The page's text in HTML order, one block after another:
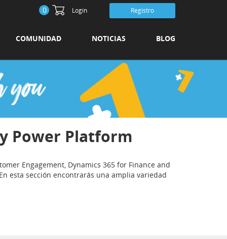
0 Login Registro
COMUNIDAD NOTICIAS BLOG
Power Platform
Engagement, Dynamics 365 for Finance and
esta sección encontrarás una amplia variedad